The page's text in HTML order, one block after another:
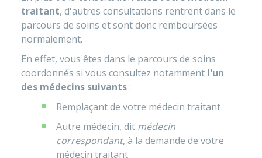
traitant, d'autres consultations rentrent dans le
parcours de soins et sont donc remboursées
normalement.
En effet, vous êtes dans le parcours de soins
coordonnés si vous consultez notamment l'un
des médecins suivants :
Remplaçant de votre médecin traitant
Autre médecin, dit médecin
correspondant, à la demande de votre
médecin traitant